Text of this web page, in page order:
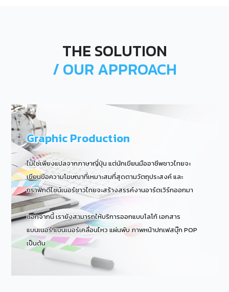
THE SOLUTION
/ OUR APPROACH
Graphic Production
ไม่ใช่เพียงแปลจากภาษาญี่ปุ่น แต่นักเขียนมืออาชีพชาวไทยจะ
เขียนข้อความโฆษณาที่เหมาะสมที่สุดตามวัตถุประสงค์ และ
กราฟิกดีไซน์เนอร์ชาวไทยจะสร้างสรรค์งานอาร์ตเวิร์กออกมา
นอกจากนี้ เรายังสามารถให้บริการออกแบบโลโก้ เอกสาร
แบนเนอร์ แบนเนอร์เคลื่อนไหว แผ่นพับ ภาพหน้าปกเฟสบุ๊ก POP
เป็นต้น